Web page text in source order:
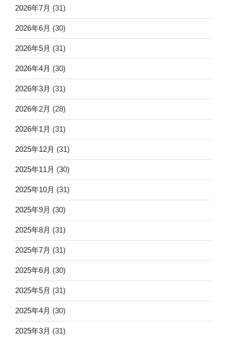
2026年7月 (31)
2026年6月 (30)
2026年5月 (31)
2026年4月 (30)
2026年3月 (31)
2026年2月 (28)
2026年1月 (31)
2025年12月 (31)
2025年11月 (30)
2025年10月 (31)
2025年9月 (30)
2025年8月 (31)
2025年7月 (31)
2025年6月 (30)
2025年5月 (31)
2025年4月 (30)
2025年3月 (31)